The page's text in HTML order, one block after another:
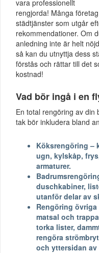
vara professionellt
rengjorda! Många
städtjänster som utgår
rekommendationer. Om
anledning inte är helt
så kan du utnyttja dess
förstås och rättar till det
kostnad!
Vad bör ingå i en
En total rengöring av din
tak bör inkludera bland
Köksrengöring –
ugn, kylskåp,
armaturer.
duschkabiner,
utanför delar av
Rengöring övriga
matsal och
torka lister,
rengöra
och yttersidan av